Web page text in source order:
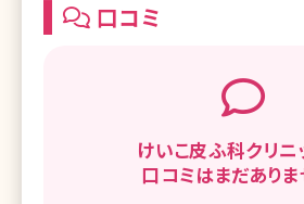
口コミ
けいこ皮ふ科クリニ
口コミはまだありま